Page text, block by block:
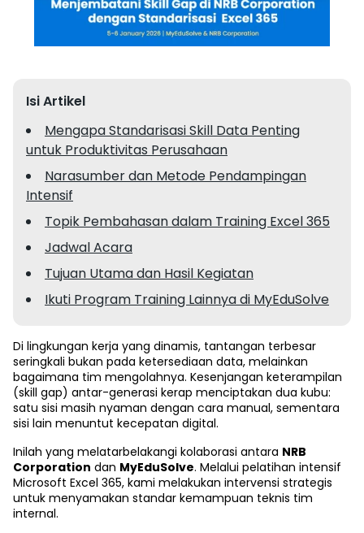
Isi Artikel
Mengapa Standarisasi Skill Data Penting
untuk Produktivitas Perusahaan
Narasumber dan Metode Pendampingan
Intensif
Topik Pembahasan dalam Training Excel 365
Jadwal Acara
Tujuan Utama dan Hasil Kegiatan
Ikuti Program Training Lainnya di MyEduSolve
Di lingkungan kerja yang dinamis, tantangan terbesar
seringkali bukan pada ketersediaan data, melainkan
bagaimana tim mengolahnya. Kesenjangan keterampilan
(skill gap) antar-generasi kerap menciptakan dua kubu:
satu sisi masih nyaman dengan cara manual, sementara
sisi lain menuntut kecepatan digital.
Inilah yang melatarbelakangi kolaborasi antara NRB
Corporation dan MyEduSolve. Melalui pelatihan intensif
Microsoft Excel 365, kami melakukan intervensi strategis
untuk menyamakan standar kemampuan teknis tim
internal.